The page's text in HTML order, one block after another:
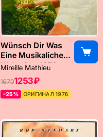
Wünsch Dir Was
Eine Musikaliche
Weltreise, 1976
Mireille Mathieu
16701253 ₽
–25% ОРИГИНАЛ 1976